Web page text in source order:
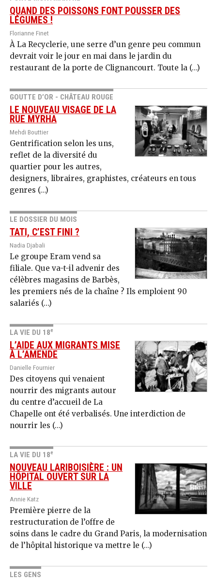
QUAND DES POISSONS FONT POUSSER DES
LÉGUMES !
Florianne Finet
À La Recyclerie, une serre d’un genre peu commun
devrait voir le jour en mai dans le jardin du
restaurant de la porte de Clignancourt. Toute la (…)
GOUTTE D’OR - CHÂTEAU ROUGE
LE NOUVEAU VISAGE DE LA
RUE MYRHA
Mehdi Bouttier
Gentrification selon les uns,
reflet de la diversité du
quartier pour les autres,
designers, libraires, graphistes, créateurs en tous
genres (…)
LE DOSSIER DU MOIS
TATI, C’EST FINI ?
Nadia Djabali
Le groupe Eram vend sa
filiale. Que va-t-il advenir des
célèbres magasins de Barbès,
les premiers nés de la chaîne ? Ils emploient 90
salariés (…)
LA VIE DU 18e
L’AIDE AUX MIGRANTS MISE
À L’AMENDE
Danielle Fournier
Des citoyens qui venaient
nourrir des migrants autour
du centre d’accueil de La
Chapelle ont été verbalisés. Une interdiction de
nourrir les (…)
LA VIE DU 18e
NOUVEAU LARIBOISIÈRE : UN
HÔPITAL OUVERT SUR LA
VILLE
Annie Katz
Première pierre de la
restructuration de l’offre de
soins dans le cadre du Grand Paris, la modernisation
de l’hôpital historique va mettre le (…)
LES GENS